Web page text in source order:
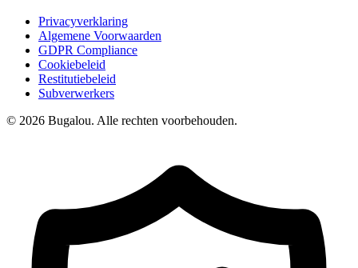
Privacyverklaring
Algemene Voorwaarden
GDPR Compliance
Cookiebeleid
Restitutiebeleid
Subverwerkers
© 2026 Bugalou. Alle rechten voorbehouden.